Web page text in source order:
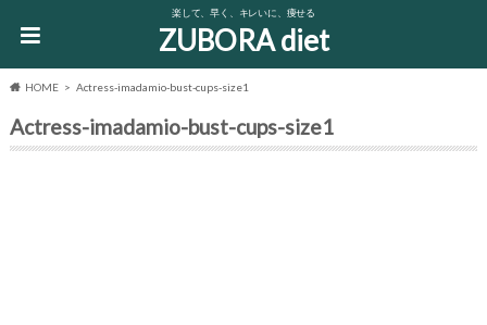
楽して、早く、キレいに、痩せる
ZUBORA diet
HOME Actress-imadamio-bust-cups-size1
Actress-imadamio-bust-cups-size1